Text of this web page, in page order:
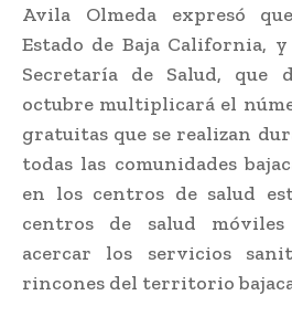
Avila Olmeda expresó
Estado de Baja California,
Secretaría de Salud, que
octubre multiplicará el
gratuitas que se realizan
todas las comunidades
en los centros de salud
centros de salud móviles
acercar los servicios
rincones del territorio